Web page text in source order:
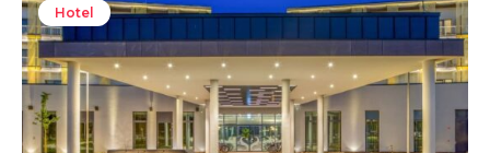
Hotel